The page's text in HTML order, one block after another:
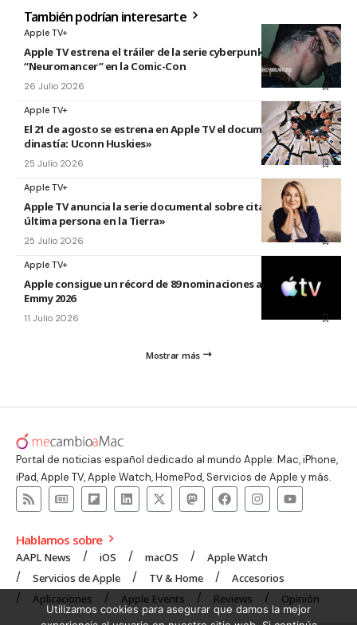
También podrían interesarte
Apple TV+
Apple TV estrena el tráiler de la serie cyberpunk
“Neuromancer” en la Comic-Con
26 Julio 2026
Apple TV+
El 21 de agosto se estrena en Apple TV el documental «La
dinastía: Uconn Huskies»
25 Julio 2026
Apple TV+
Apple TV anuncia la serie documental sobre citas titulada «La
última persona en la Tierra»
25 Julio 2026
Apple TV+
Apple consigue un récord de 89 nominaciones a los premios
Emmy 2026
11 Julio 2026
Mostrar más
Portal de noticias español dedicado al mundo Apple: Mac, iPhone,
iPad, Apple TV, Apple Watch, HomePod, Servicios de Apple y más.
Hablamos sobre
AAPL News iOS macOS
Apple Watch
Servicios de Apple
TV & Home
Accesorios
Aplicaciones
Apple Events Reviews Opinión
Utilizamos cookies para asegurar que damos la mejor